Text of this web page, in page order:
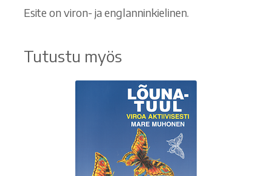
Esite on viron- ja englanninkielinen.
Tutustu myös